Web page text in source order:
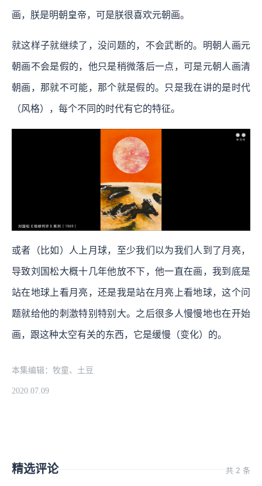
画，朕是明朝皇帝，可是朕很喜欢元朝画。
就这样子就继续了，没问题的，不会武断的。明朝人画元
朝画不会是假的，他只是稍微落后一点，可是元朝人画清
朝画，那就不可能，那个就是假的。只是我在讲的是时代
（风格），每个不同的时代有它的特征。
或者（比如）人上月球，至少我们以为我们人到了月亮，
导致刘国松大概十几年他放不下，他一直在画，我到底是
站在地球上看月亮，还是我是站在月亮上看地球，这个问
题就给他的刺激特别特别大。之后很多人慢慢地也在开始
画，跟这种太空有关的东西，它是缓慢（变化）的。
本集编辑：牧童、土豆
2020.07.09
精选评论 共 2 条